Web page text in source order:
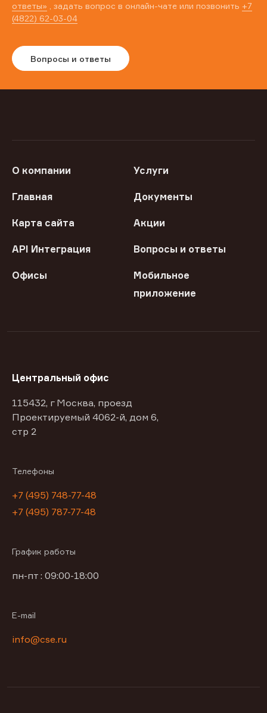
ответы» , задать вопрос в онлайн-чате или позвонить +7
(4822) 62-03-04
Вопросы и ответы
О компании Услуги
Главная Документы
Карта сайта Акции
API Интеграция Вопросы и ответы
Офисы
Мобильное
приложение
Центральный офис
115432, г Москва, проезд
Проектируемый 4062-й, дом 6,
стр 2
Телефоны
+7 (495) 748-77-48
+7 (495) 787-77-48
График работы
пн-пт : 09:00-18:00
E-mail
info@cse.ru